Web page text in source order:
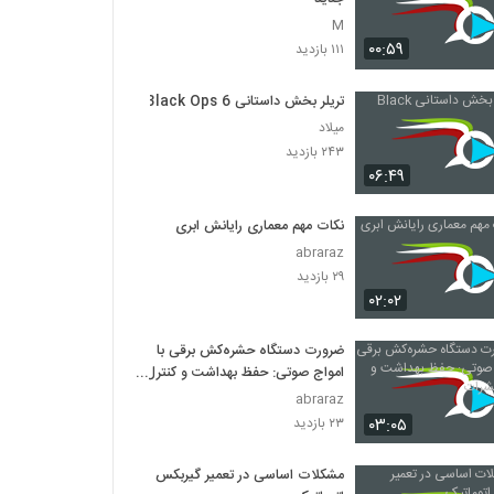
۰۰:۵۹
M
۱۱۱ بازدید
۰۶:۴۹
تریلر بخش داستانی Black Ops 6
میلاد
۲۴۳ بازدید
۰۲:۰۲
نکات مهم معماری رایانش ابری
abraraz
۲۹ بازدید
۰۳:۰۵
ضرورت دستگاه حشره‌کش برقی با
امواج صوتی: حفظ بهداشت و کنترل
حشرات
abraraz
۲۳ بازدید
مشکلات اساسی در تعمیر گیربکس